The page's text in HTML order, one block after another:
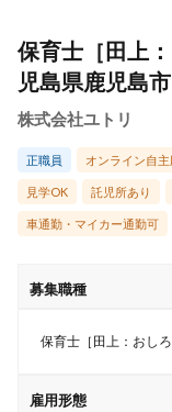
保育士［田上
児島県鹿児島市
株式会社ユトリ
正職員 オンライン自
見学OK 託児所あり
車通勤・マイカー通勤可
募集職種
保育士［田上：おしろ
雇用形態